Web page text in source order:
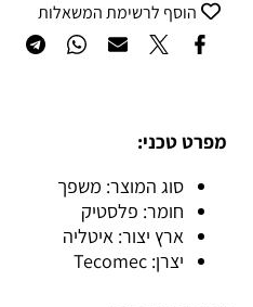
הוסף לרשימת המשאלות
מפרט טכני:
סוג המוצר: משפך
חומר: פלסטיק
ארץ יצור: איטליה
יצרן: Tecomec